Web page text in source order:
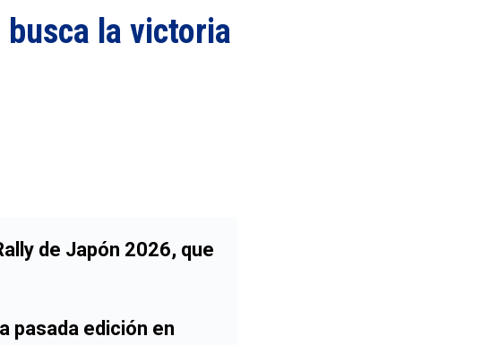
busca la victoria
de Japón 2026, que
pasada edición en